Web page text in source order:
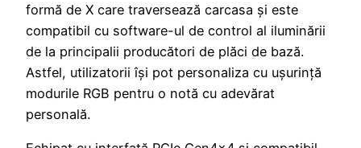
formă de X care traversează carcasa și este
compatibil cu software-ul de control al iluminării
de la principalii producători de plăci de bază.
Astfel, utilizatorii își pot personaliza cu ușurință
modurile RGB pentru o notă cu adevărat
personală.